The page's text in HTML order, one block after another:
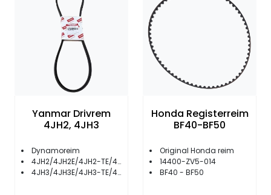
Yanmar Drivrem
4JH2, 4JH3
Dynamoreim
4JH2/4JH2E/4JH2-TE/4JH2-HTE/4JH2-DTE/4JH2-UTE
4JH3/4JH3E/4JH3-TE/4JH3-HTE
Honda Registerreim
BF40-BF50
Original Honda reim
14400-ZV5-014
BF40 - BF50